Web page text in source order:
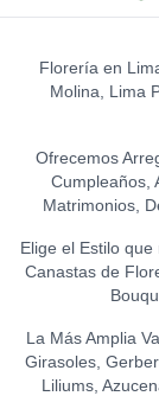
Florería en
Molina, Lima
Ofrecemos
Cumpleaños,
Matrimonios,
Elige el Estilo
Canastas de
La Más Amplia
Girasoles,
Liliums,